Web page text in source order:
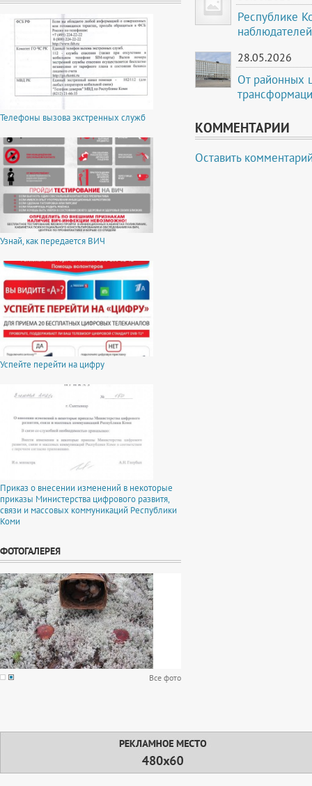
Телефоны вызова экстренных служб
Узнай, как передается ВИЧ
Успейте перейти на цифру
Приказ о внесении изменений в некоторые
приказы Министерства цифрового развитя,
связи и массовых коммуникаций Республики
Коми
ФОТОГАЛЕРЕЯ
Все фото
Республике
наблюдателей
28.05.2026
От районных
КОММЕНТАРИИ
Оставить